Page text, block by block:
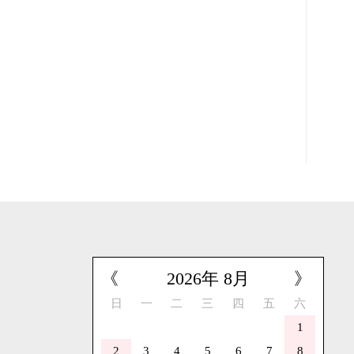
《 》
2026年8月
日 一 二 三 四 五
六
1
2
3 4 5 6 7 8